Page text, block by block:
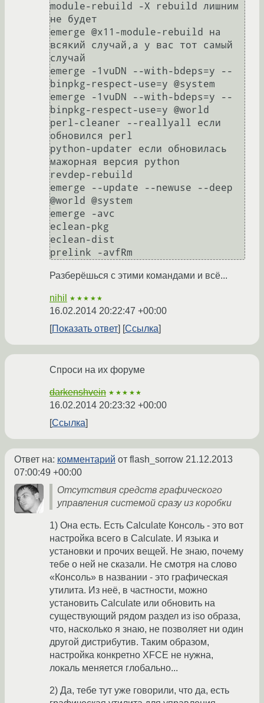
module-rebuild -X rebuild лишним
не будет
emerge @x11-module-rebuild на
всякий случай,а у вас тот самый
случай
emerge -1vuDN --with-bdeps=y --
binpkg-respect-use=y @system
emerge -1vuDN --with-bdeps=y --
binpkg-respect-use=y @world
perl-cleaner --reallyall если
обновился perl
python-updater если обновилась
мажорная версия python
revdep-rebuild
emerge --update --newuse --deep
@world @system
emerge -avc
eclean-pkg
eclean-dist
prelink -avfRm
Разберёшься с этими командами и всё...
nihil ★★★★★
16.02.2014 20:22:47 +00:00
Показать ответ
Ссылка
Спроси на их форуме
darkenshvein ★★★★★
16.02.2014 20:23:32 +00:00
Ссылка
Ответ на: комментарий от flash_sorrow 21.12.2013
07:00:49 +00:00
Отсутствия средств графического
управления системой сразу из коробки
1) Она есть. Есть Calculate Консоль - это вот
настройка всего в Calculate. И языка и
установки и прочих вещей. Не знаю, почему
тебе о ней не сказали. Не смотря на слово
«Консоль» в названии - это графическая
утилита. Из неё, в частности, можно
установить Calculate или обновить на
существующий рядом раздел из iso образа,
что, насколько я знаю, не позволяет ни один
другой дистрибутив. Таким образом,
настройка конкретно XFCE не нужна,
локаль меняется глобально...
2) Да, тебе тут уже говорили, что да, есть